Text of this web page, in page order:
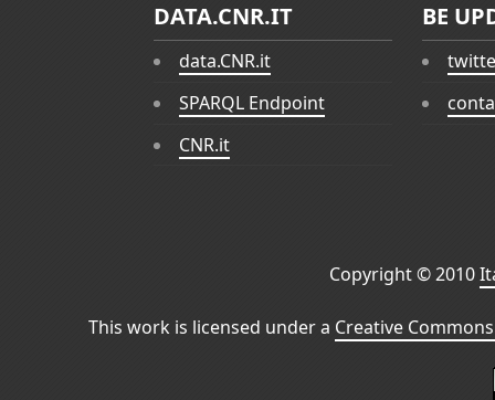
DATA.CNR.IT
data.CNR.it
SPARQL Endpoint
CNR.it
BE
Copyright © 2010
This work is licensed under a Creative